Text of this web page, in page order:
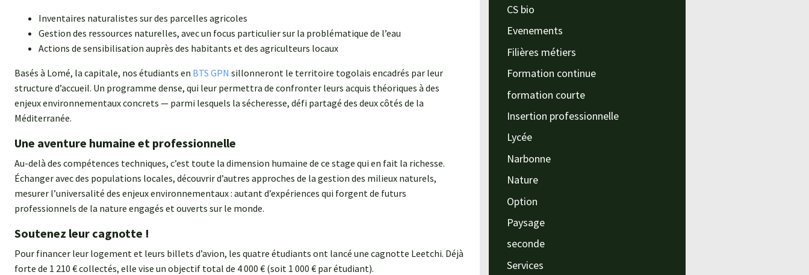
Inventaires naturalistes sur des parcelles agricoles
Gestion des ressources naturelles, avec un focus particulier sur la problématique de l’eau
Actions de sensibilisation auprès des habitants et des agriculteurs locaux
Basés à Lomé, la capitale, nos étudiants en BTS GPN sillonneront le territoire togolais encadrés par leur
structure d’accueil. Un programme dense, qui leur permettra de confronter leurs acquis théoriques à des
enjeux environnementaux concrets — parmi lesquels la sécheresse, défi partagé des deux côtés de la
Méditerranée.
Une aventure humaine et professionnelle
Au-delà des compétences techniques, c’est toute la dimension humaine de ce stage qui en fait la richesse.
Échanger avec des populations locales, découvrir d’autres approches de la gestion des milieux naturels,
mesurer l’universalité des enjeux environnementaux : autant d’expériences qui forgent de futurs
professionnels de la nature engagés et ouverts sur le monde.
Soutenez leur cagnotte !
Pour financer leur logement et leurs billets d’avion, les quatre étudiants ont lancé une cagnotte Leetchi. Déjà
forte de 1 210 € collectés, elle vise un objectif total de 4 000 € (soit 1 000 € par étudiant).
CS bio
Evenements
Filières métiers
Formation continue
formation courte
Insertion professionnelle
Lycée
Narbonne
Nature
Option
Paysage
seconde
Services